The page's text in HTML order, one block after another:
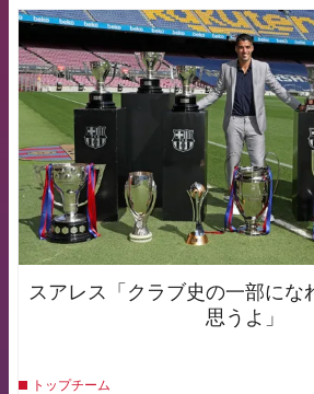
FCB
スアレス「クラブ史の一部にな
思うよ」
トップチーム